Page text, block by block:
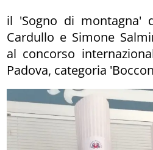
il 'Sogno di montagna'
Cardullo e Simone
al concorso
Padova, categoria